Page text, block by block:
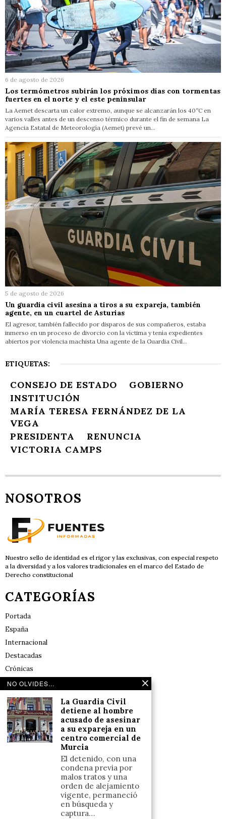
6 de agosto de 2026
Los termómetros subirán los próximos días con tormentas
fuertes en el norte y el este peninsular
La Aemet descarta un calor extremo, aunque se alcanzarán los 40ºC en
varios valles antes de un descenso térmico durante el fin de semana La
Agencia Estatal de Meteorología (Aemet) prevé un…
5 de agosto de 2026
Un guardia civil asesina a tiros a su expareja, también
agente, en un cuartel de Asturias
El agresor, también fallecido por disparos de sus compañeros, estaba
inmerso en un proceso de divorcio con la víctima y tenía expedientes
abiertos por violencia machista Una agente de la Guardia Civil…
ETIQUETAS:
CONSEJO DE ESTADO
GOBIERNO
INSTITUCIÓN
MARÍA TERESA FERNÁNDEZ DE LA
VEGA
PRESIDENTA
RENUNCIA
VICTORIA CAMPS
NOSOTROS
Nuestro sello de identidad es el rigor y las exclusivas, con especial respeto
a la diversidad y a los valores tradicionales en el marco del Estado de
Derecho constitucional
CATEGORÍAS
Portada
España
Internacional
Destacadas
Crónicas
Noticias de deportes en España
Reflexiones
LINKS
Política de cookies (UE)
Términos y condiciones
NO OLVIDES...
La Guardia Civil
detiene al hombre
acusado de asesinar
a su expareja en un
centro comercial de
Murcia
El detenido, con una
condena previa por
malos tratos y una
orden de alejamiento
vigente, permaneció
en búsqueda y
captura…